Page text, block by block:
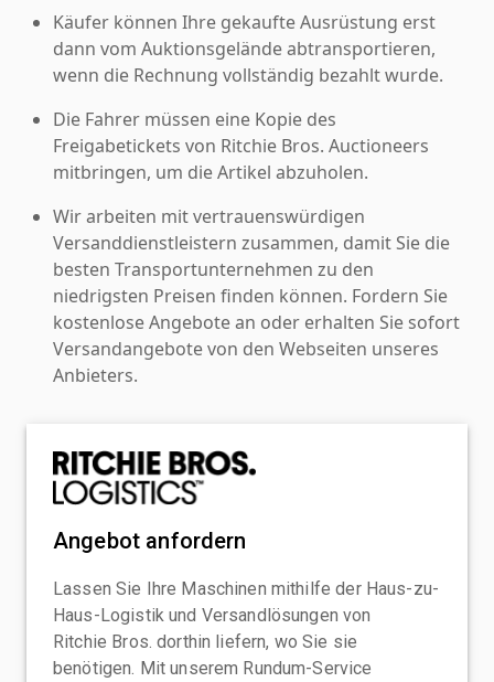
Käufer können Ihre gekaufte Ausrüstung erst
dann vom Auktionsgelände abtransportieren,
wenn die Rechnung vollständig bezahlt wurde.
Die Fahrer müssen eine Kopie des
Freigabetickets von Ritchie Bros. Auctioneers
mitbringen, um die Artikel abzuholen.
Wir arbeiten mit vertrauenswürdigen
Versanddienstleistern zusammen, damit Sie die
besten Transportunternehmen zu den
niedrigsten Preisen finden können. Fordern Sie
kostenlose Angebote an oder erhalten Sie sofort
Versandangebote von den Webseiten unseres
Anbieters.
Angebot anfordern
Lassen Sie Ihre Maschinen mithilfe der Haus-zu-
Haus-Logistik und Versandlösungen von
Ritchie Bros. dorthin liefern, wo Sie sie
benötigen. Mit unserem Rundum-Service